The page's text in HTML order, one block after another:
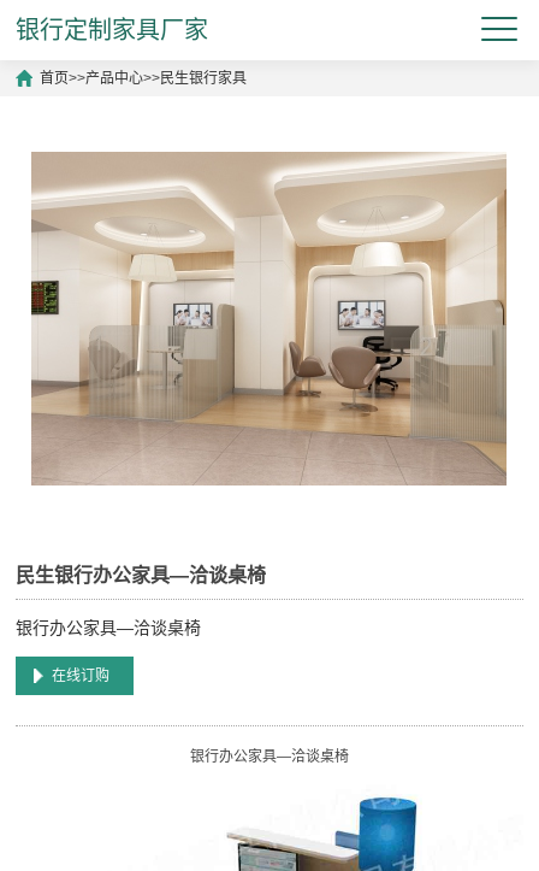
银行定制家具厂家
首页>>产品中心>>民生银行家具
民生银行办公家具—洽谈桌椅
银行办公家具—洽谈桌椅
在线订购
银行办公家具—洽谈桌椅